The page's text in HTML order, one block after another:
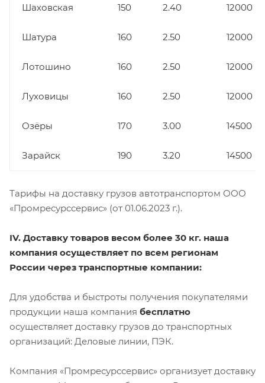
Шаховская 150 2.40 12000
Шатура 160 2.50 12000
Лотошино 160 2.50 12000
Луховицы 160 2.50 12000
Озёры 170 3.00 14500
Зарайск 190 3.20 14500
Тарифы на доставку грузов автотранспортом ООО
«Промресурссервис» (от 01.06.2023 г.).
IV. Доставку товаров весом более 30 кг. наша
компания осуществляет по всем регионам
России через транспортные компании:
Для удобства и быстроты получения покупателями
продукции наша компания бесплатно
осуществляет доставку грузов до транспортных
организаций: Деловые линии, ПЭК.
Компания «Промресурссервис» организует доставку